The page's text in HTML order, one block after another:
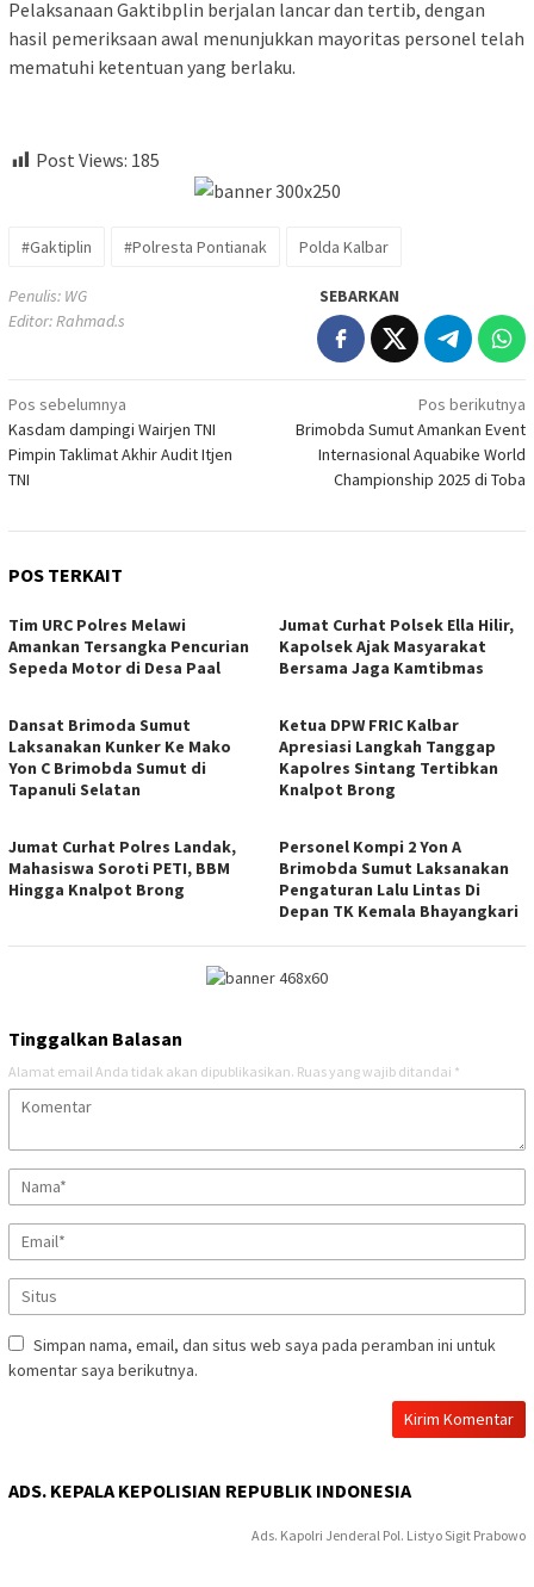
Pelaksanaan Gaktibplin berjalan lancar dan tertib, dengan
hasil pemeriksaan awal menunjukkan mayoritas personel telah
mematuhi ketentuan yang berlaku.
Post Views: 185
#Gaktiplin #Polresta Pontianak Polda Kalbar
Penulis: WG
Editor: Rahmad.s
SEBARKAN
Navigasi
pos
Pos sebelumnya
Kasdam dampingi Wairjen TNI
Pimpin Taklimat Akhir Audit Itjen
TNI
Pos berikutnya
Brimobda Sumut Amankan Event
Internasional Aquabike World
Championship 2025 di Toba
POS TERKAIT
Tim URC Polres Melawi
Amankan Tersangka Pencurian
Sepeda Motor di Desa Paal
Jumat Curhat Polsek Ella Hilir,
Kapolsek Ajak Masyarakat
Bersama Jaga Kamtibmas
Dansat Brimoda Sumut
Laksanakan Kunker Ke Mako
Yon C Brimobda Sumut di
Tapanuli Selatan
Ketua DPW FRIC Kalbar
Apresiasi Langkah Tanggap
Kapolres Sintang Tertibkan
Knalpot Brong
Jumat Curhat Polres Landak,
Mahasiswa Soroti PETI, BBM
Hingga Knalpot Brong
Personel Kompi 2 Yon A
Brimobda Sumut Laksanakan
Pengaturan Lalu Lintas Di
Depan TK Kemala Bhayangkari
Tinggalkan Balasan
Alamat email Anda tidak akan dipublikasikan. Ruas yang wajib ditandai *
Simpan nama, email, dan situs web saya pada peramban ini untuk
komentar saya berikutnya.
ADS. KEPALA KEPOLISIAN REPUBLIK INDONESIA
Ads. Kapolri Jenderal Pol. Listyo Sigit Prabowo